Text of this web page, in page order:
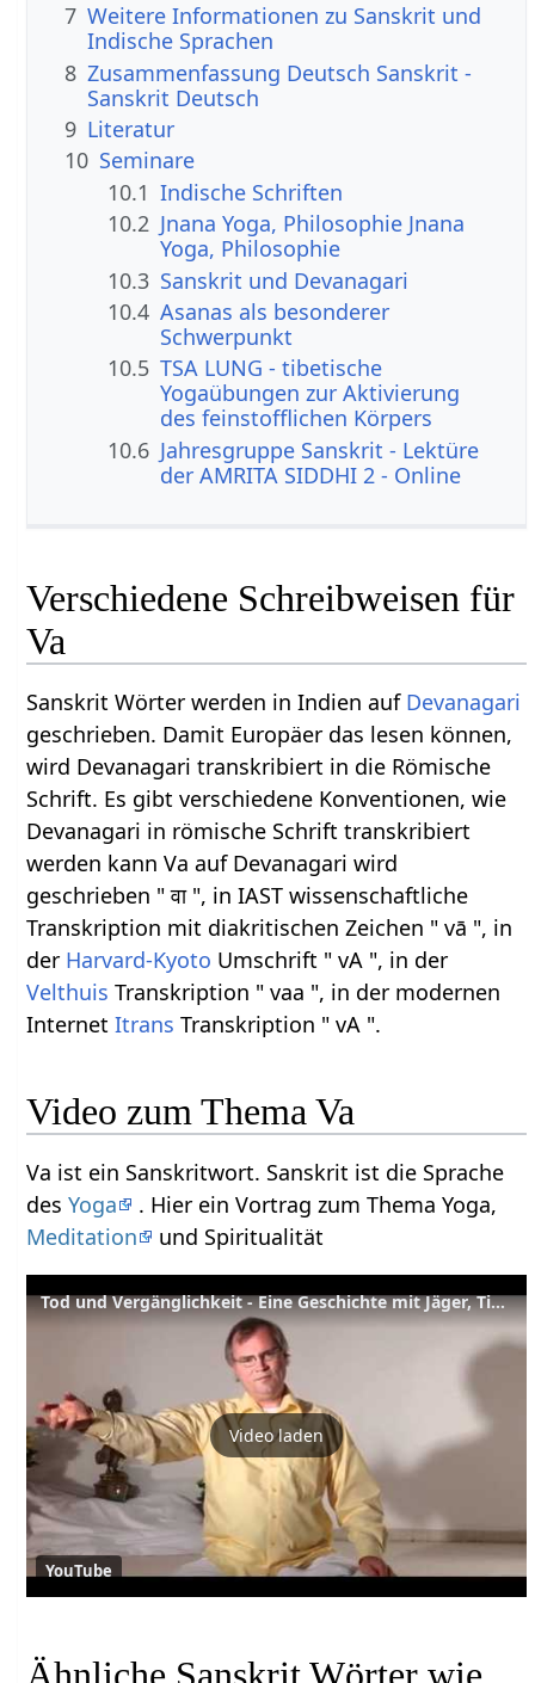
7 Weitere Informationen zu Sanskrit und
Indische Sprachen
8 Zusammenfassung Deutsch Sanskrit -
Sanskrit Deutsch
9 Literatur
10 Seminare
10.1 Indische Schriften
10.2 Jnana Yoga, Philosophie Jnana
Yoga, Philosophie
10.3 Sanskrit und Devanagari
10.4 Asanas als besonderer
Schwerpunkt
10.5 TSA LUNG - tibetische
Yogaübungen zur Aktivierung
des feinstofflichen Körpers
10.6 Jahresgruppe Sanskrit - Lektüre
der AMRITA SIDDHI 2 - Online
Verschiedene Schreibweisen für
Va
Sanskrit Wörter werden in Indien auf Devanagari
geschrieben. Damit Europäer das lesen können,
wird Devanagari transkribiert in die Römische
Schrift. Es gibt verschiedene Konventionen, wie
Devanagari in römische Schrift transkribiert
werden kann Va auf Devanagari wird
geschrieben " वा ", in IAST wissenschaftliche
Transkription mit diakritischen Zeichen " vā ", in
der Harvard-Kyoto Umschrift " vA ", in der
Velthuis Transkription " vaa ", in der modernen
InternetItrans Transkription " vA ".
Video zum Thema Va
Va ist ein Sanskritwort. Sanskrit ist die Sprache
desYoga
. Hier ein Vortrag zum Thema Yoga,
Meditation
und Spiritualität
Tod und Vergänglichkeit - Eine Geschichte mit Jäger, Tiger, Ratten und Pythonschlange
Video laden
YouTube